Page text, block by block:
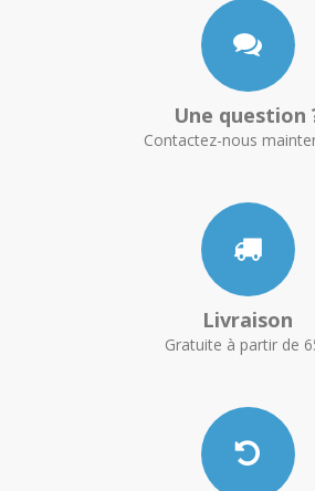
Une question
Contactez-nous
Livraison
Gratuite à partir de